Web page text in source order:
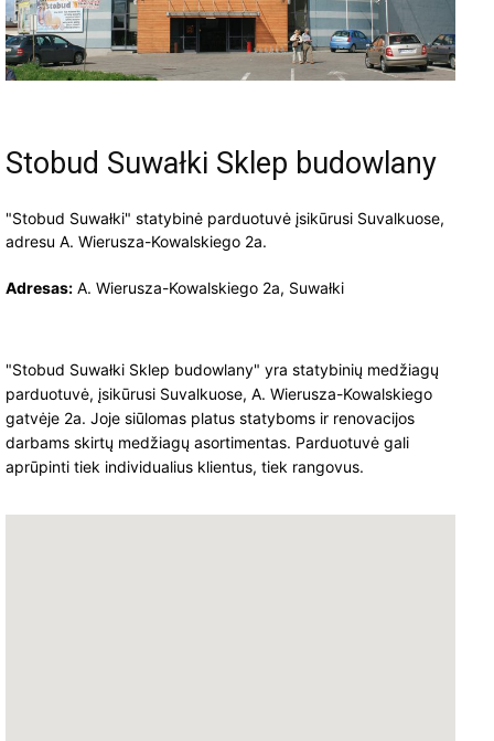
Stobud Suwałki Sklep budowlany
"Stobud Suwałki" statybinė parduotuvė įsikūrusi Suvalkuose,
adresu A. Wierusza-Kowalskiego 2a.
Adresas: A. Wierusza-Kowalskiego 2a, Suwałki
"Stobud Suwałki Sklep budowlany" yra statybinių medžiagų
parduotuvė, įsikūrusi Suvalkuose, A. Wierusza-Kowalskiego
gatvėje 2a. Joje siūlomas platus statyboms ir renovacijos
darbams skirtų medžiagų asortimentas. Parduotuvė gali
aprūpinti tiek individualius klientus, tiek rangovus.